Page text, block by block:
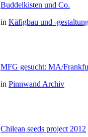
Buddelkisten und Co.
in Käfigbau und -
MFG gesucht: MA/
in Pinnwand Archiv
Chilean seeds project 2012